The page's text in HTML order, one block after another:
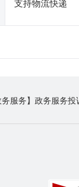
支持物流快递
务服务】政务服务投